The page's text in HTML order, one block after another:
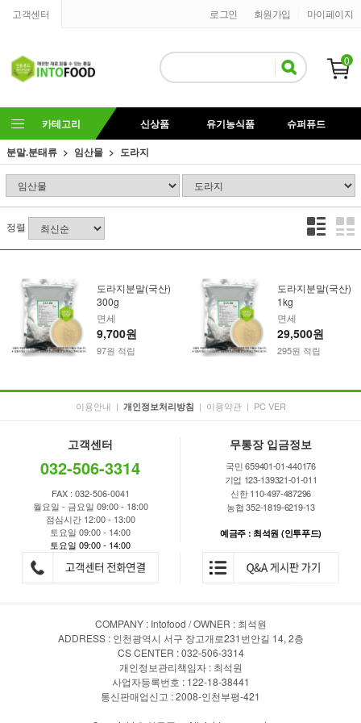
고객센터 마이페이지
회원가입
로그인
0
카테고리 신상품 유기농식품
슈퍼퓨드
분말.분태류
임산물 도라지
정렬
도라지분말(국산)
300g
면세
9,700원
97원 적립
도라지분말(국산)
1kg
면세
29,500원
295원 적립
이용안내 | 개인정보처리방침 | 이용약관 | PC VER
고객센터
032-506-3314
FAX : 032-506-0041
월요일 - 금요일 09:00 - 18:00
점심시간 12:00 - 13:00
토요일 09:00 - 14:00
토요일 09:00 - 14:00
무통장 입금정보
국민 659401-01-440176
기업 123-139321-01-011
신한 110-497-487296
농협 352-1819-6219-13
예금주 : 최석원 (인투푸드)
COMPANY : Intofood / OWNER : 최석원
ADDRESS : 인천광역시 서구 장고개로231번안길 14, 2층
CS CENTER : 032-506-3314
개인정보관리책임자 : 최석원
사업자등록번호 : 122-18-38441
통신판매업신고 : 2008-인천부평-421